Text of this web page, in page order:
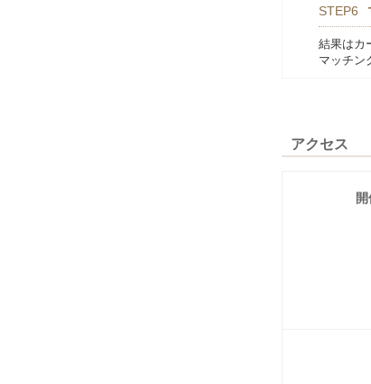
STEP6
結果はカ
マッチン
アクセス